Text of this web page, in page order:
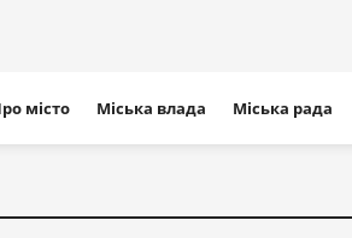
сайту
місто Міська влада Міська рада